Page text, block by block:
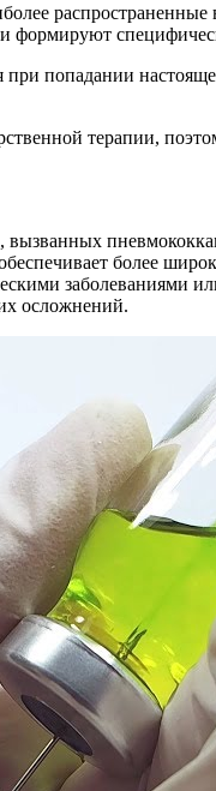
формируют
попадании
терапии,
более
осложнений.